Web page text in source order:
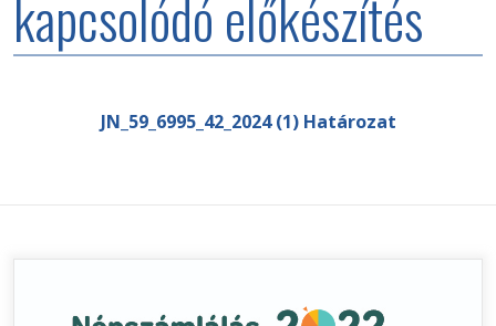
kapcsolódó előkészítés
JN_59_6995_42_2024 (1) Határozat